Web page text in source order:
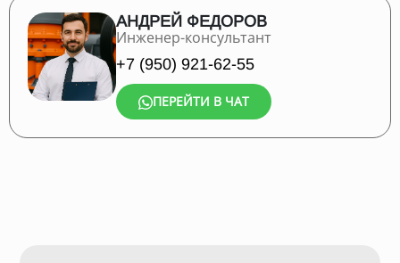
АНДРЕЙ ФЕДОРОВ
Инженер-консультант
+7 (950) 921-62-55
ПЕРЕЙТИ В ЧАТ